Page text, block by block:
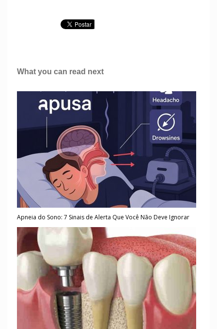
What you can read next
Apneia do Sono: 7 Sinais de Alerta Que Você Não Deve Ignorar